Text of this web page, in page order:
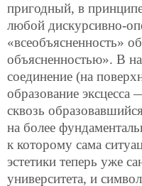
пригодный, в
любой дискурсивно-
«всеобъясненность»
объясненностью». В
соединение (на
образование эксцесса
сквозь
на более
к которому сама
эстетики теперь уже
университета, и